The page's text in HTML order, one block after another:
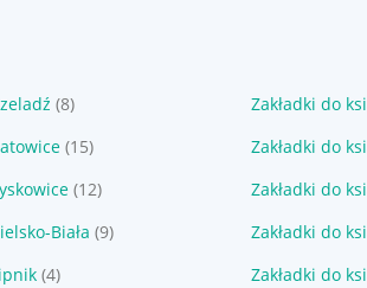
(8) Zakładki do
(15) Zakładki do
(12) Zakładki do
Biała (9) Zakładki do
(4) Zakładki do